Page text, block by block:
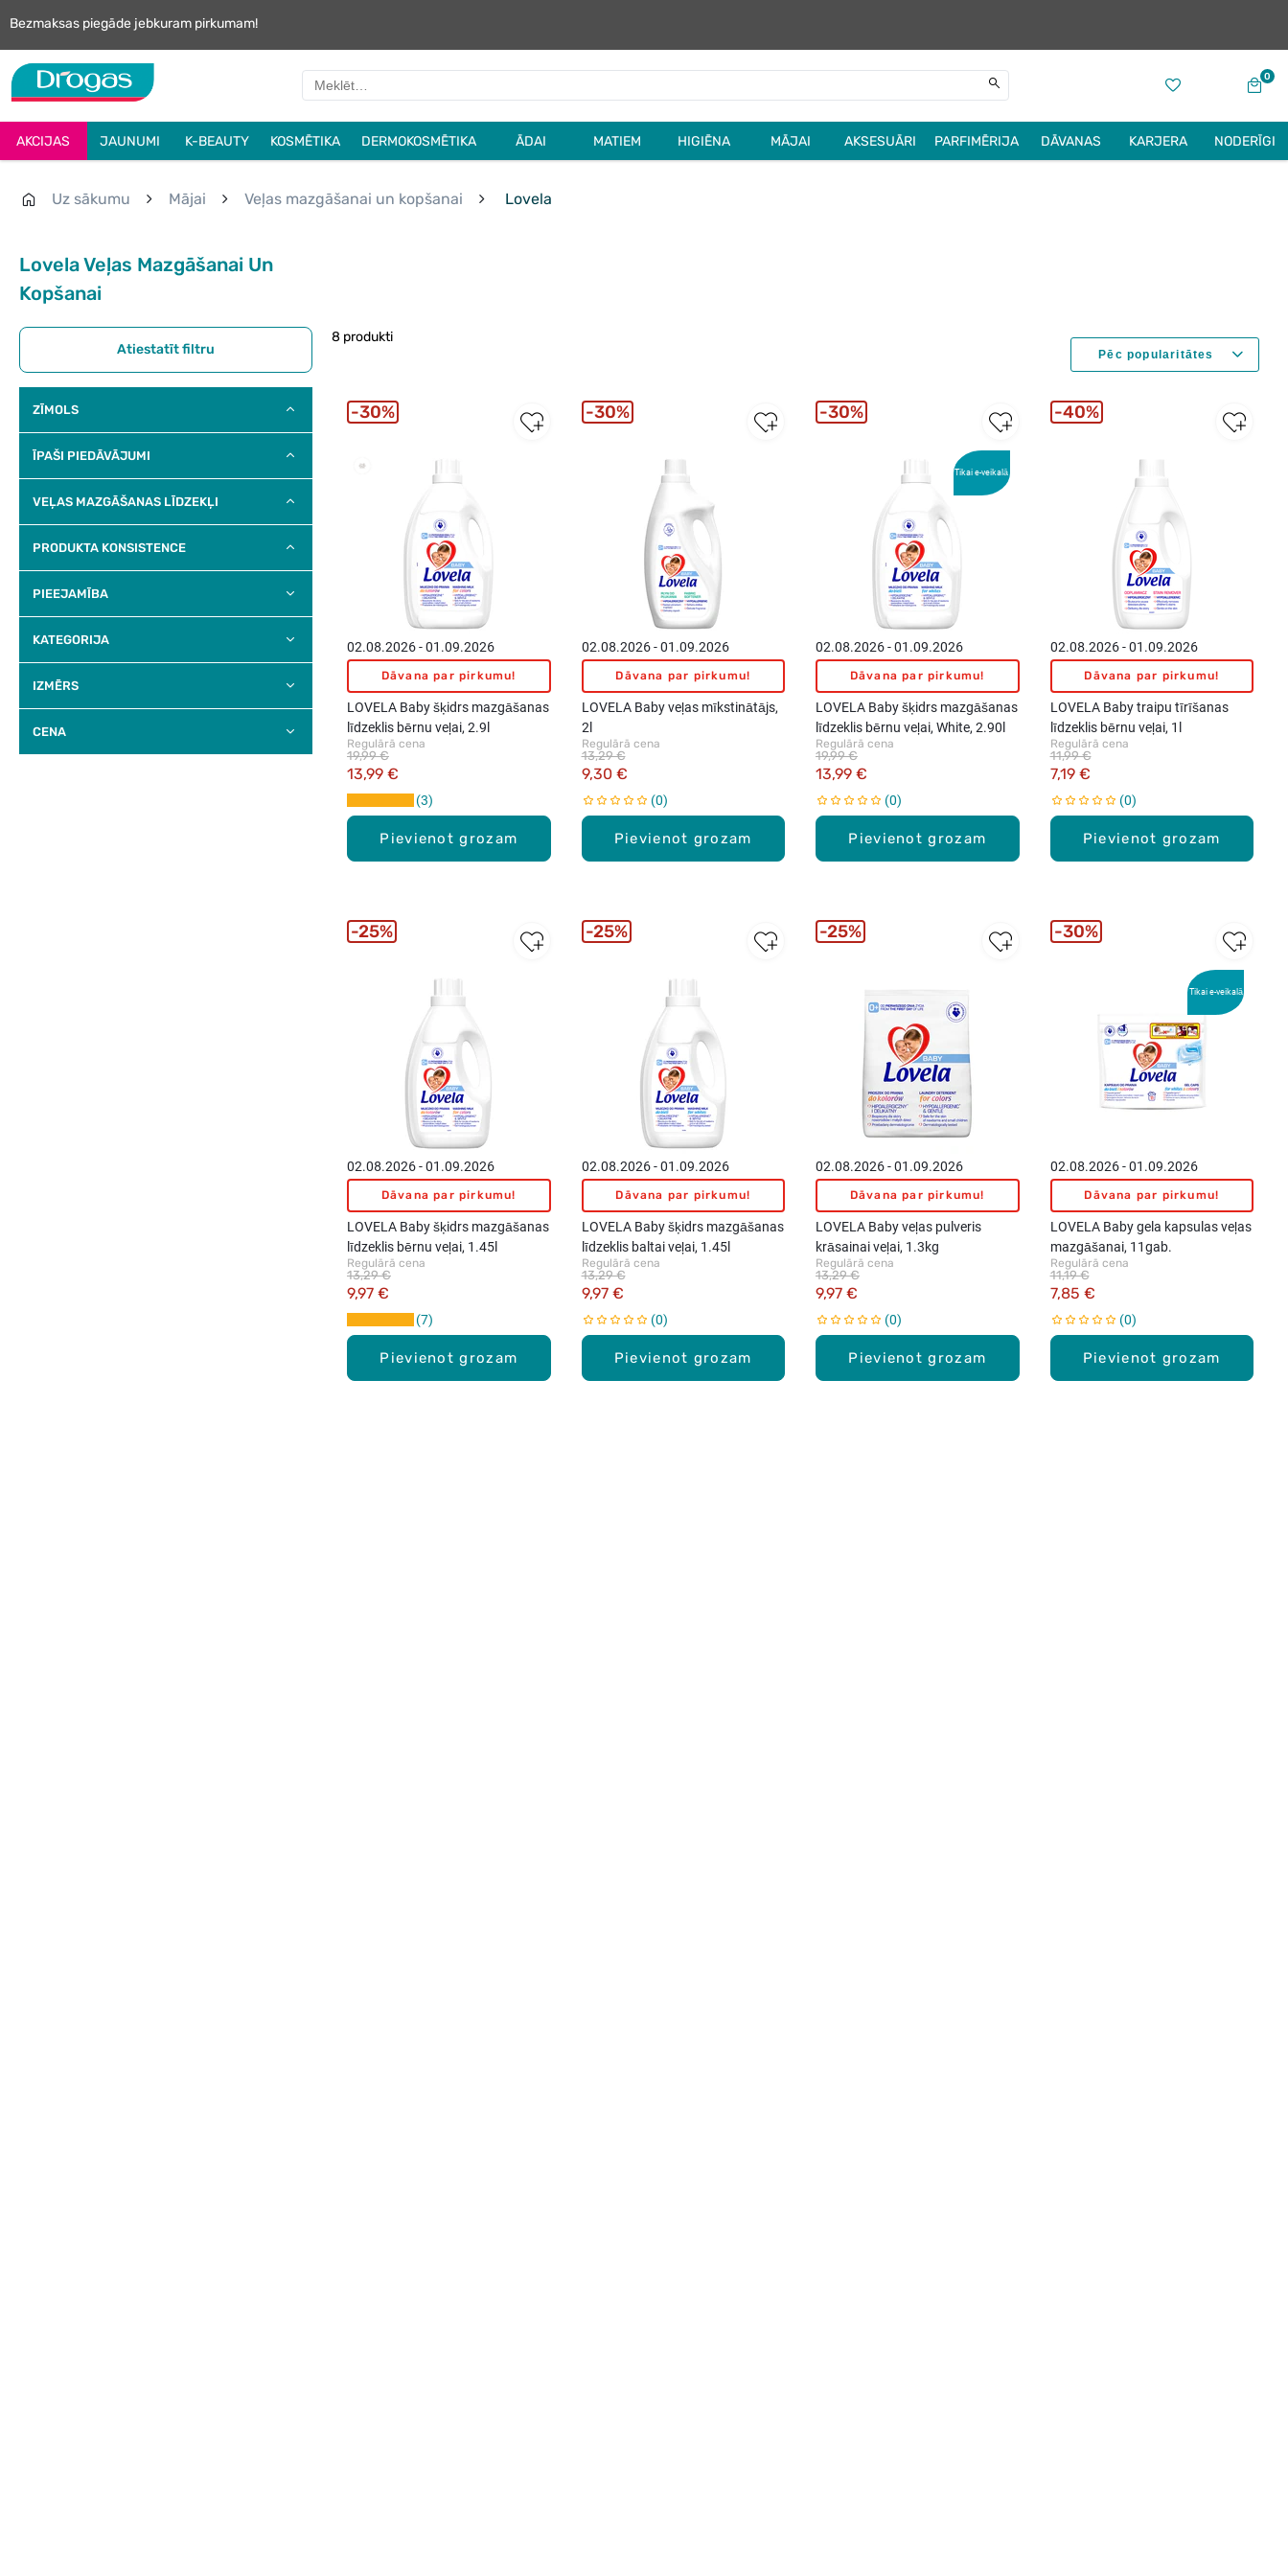
Bezmaksas piegāde jebkuram pirkumam!
0
AKCIJAS JAUNUMI K-BEAUTY KOSMĒTIKA DERMOKOSMĒTIKA ĀDAI MATIEM HIGIĒNA MĀJAI AKSESUĀRI PARFIMĒRIJA DĀVANAS KARJERA NODERĪGI
Uz sākumu Mājai Veļas mazgāšanai un kopšanai Lovela
Lovela Veļas Mazgāšanai Un
Kopšanai
Atiestatīt filtru
ZĪMOLS
ĪPAŠI PIEDĀVĀJUMI
VEĻAS MAZGĀŠANAS LĪDZEKĻI
PRODUKTA KONSISTENCE
PIEEJAMĪBA
KATEGORIJA
IZMĒRS
CENA
8 produkti
Pievienot grozam
02.08.2026 - 01.09.2026
Dāvana par pirkumu!
LOVELA Baby šķidrs mazgāšanas
līdzeklis bērnu veļai, 2.9l
Regulārā cena
13,99 €
19,99 €
3
30%
Pievienot grozam
02.08.2026 - 01.09.2026
Dāvana par pirkumu!
LOVELA Baby veļas mīkstinātājs,
2l
Regulārā cena
9,30 €
13,29 €
0
30%
Tikai e-veikalā
Pievienot grozam
02.08.2026 - 01.09.2026
Dāvana par pirkumu!
LOVELA Baby šķidrs mazgāšanas
līdzeklis bērnu veļai, White, 2.90l
Regulārā cena
13,99 €
19,99 €
0
30%
Pievienot grozam
02.08.2026 - 01.09.2026
Dāvana par pirkumu!
LOVELA Baby traipu tīrīšanas
līdzeklis bērnu veļai, 1l
Regulārā cena
7,19 €
11,99 €
0
40%
Pievienot grozam
02.08.2026 - 01.09.2026
Dāvana par pirkumu!
LOVELA Baby šķidrs mazgāšanas
līdzeklis bērnu veļai, 1.45l
Regulārā cena
9,97 €
13,29 €
7
25%
Pievienot grozam
02.08.2026 - 01.09.2026
Dāvana par pirkumu!
LOVELA Baby šķidrs mazgāšanas
līdzeklis baltai veļai, 1.45l
Regulārā cena
9,97 €
13,29 €
0
25%
Pievienot grozam
02.08.2026 - 01.09.2026
Dāvana par pirkumu!
LOVELA Baby veļas pulveris
krāsainai veļai, 1.3kg
Regulārā cena
9,97 €
13,29 €
0
25%
Tikai e-veikalā
Pievienot grozam
02.08.2026 - 01.09.2026
Dāvana par pirkumu!
LOVELA Baby gela kapsulas veļas
mazgāšanai, 11gab.
Regulārā cena
7,85 €
11,19 €
0
30%